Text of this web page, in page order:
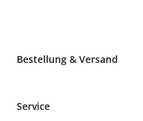
Bestellung & Versand
Informationen zur Lieferung
Service